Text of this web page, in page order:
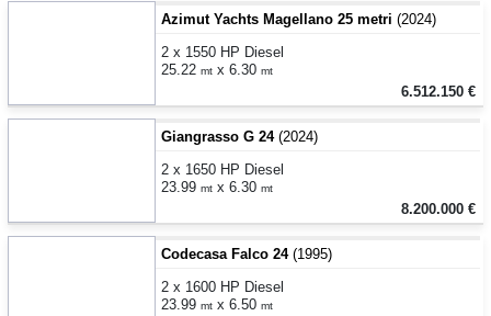
Azimut Yachts Magellano 25 metri (2024)
2 x 1550 HP Diesel
25.22 mt x 6.30 mt
6.512.150 €
Giangrasso G 24(2024)
2 x 1650 HP Diesel
23.99 mt x 6.30 mt
8.200.000 €
Codecasa Falco 24(1995)
2 x 1600 HP Diesel
23.99 mt x 6.50 mt